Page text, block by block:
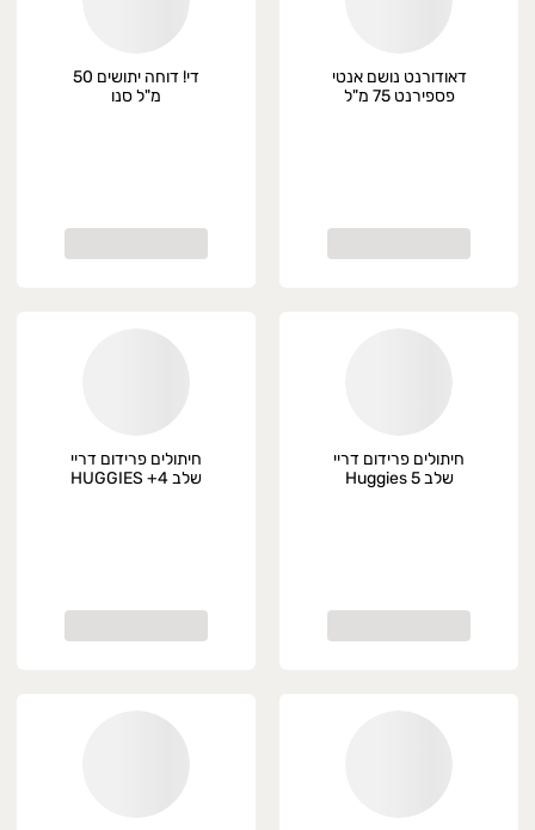
דאודורנט נושם אנטי
פספירנט 75 מ"ל
די! דוחה יתושים 50
מ"ל סנו
חיתולים פרידום דריי
שלב 5 Huggies
חיתולים פרידום דריי
שלב 4+ HUGGIES